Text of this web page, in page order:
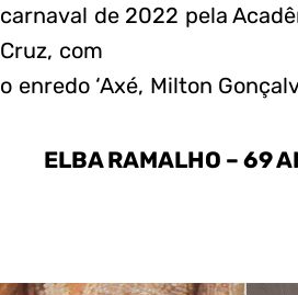
carnaval de 2022 pela
Cruz, com
o enredo ‘Axé, Milton
ELBA RAMALHO – 69